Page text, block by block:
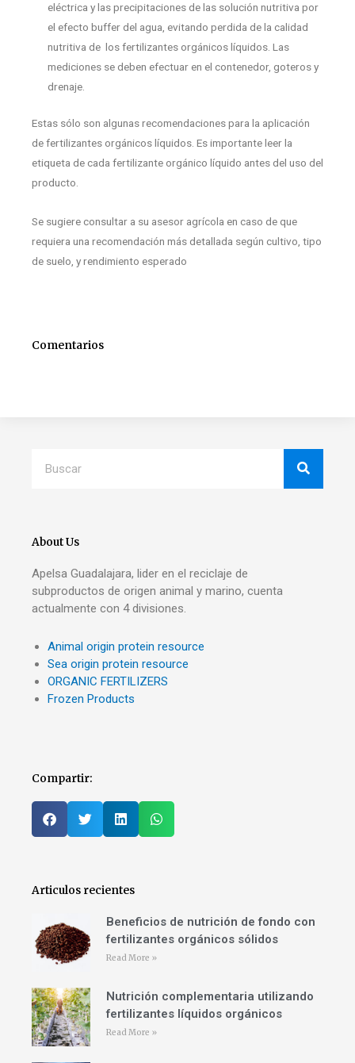
eléctrica y las precipitaciones de las solución nutritiva por
el efecto buffer del agua, evitando perdida de la calidad
nutritiva de los fertilizantes orgánicos líquidos. Las
mediciones se deben efectuar en el contenedor, goteros y
drenaje.
Estas sólo son algunas recomendaciones para la aplicación
de fertilizantes orgánicos líquidos. Es importante leer la
etiqueta de cada fertilizante orgánico líquido antes del uso del
producto.
Se sugiere consultar a su asesor agrícola en caso de que
requiera una recomendación más detallada según cultivo, tipo
de suelo, y rendimiento esperado
Comentarios
About Us
Apelsa Guadalajara, lider en el reciclaje de
subproductos de origen animal y marino, cuenta
actualmente con 4 divisiones.
Animal origin protein resource
Sea origin protein resource
ORGANIC FERTILIZERS
Frozen Products
Compartir:
Articulos recientes
Beneficios de nutrición de fondo con
fertilizantes orgánicos sólidos
Read More »
Nutrición complementaria utilizando
fertilizantes líquidos orgánicos
Read More »